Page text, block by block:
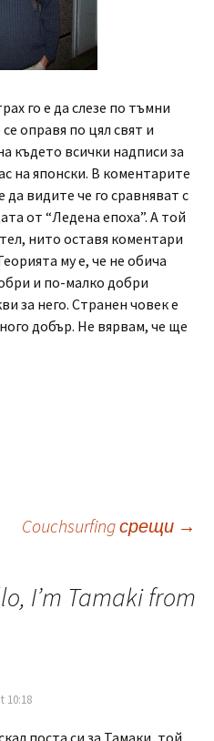
го е да слезе по тъмни
оправя по цял свят и
където всички надписи за
на японски. В коментарите
видите че го сравняват с
от “Ледена епоха”. А той
нито оставя коментари
му е, че не обича
и по-малко добри
за него. Странен човек е
добър. Не вярвам, че ще
Couchsurfing срещи →
I’m Tamaki from
10:18
поста си за Тамаки, той